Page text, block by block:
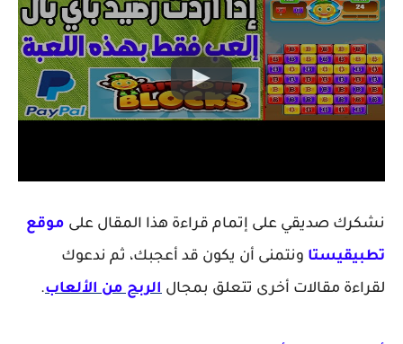
نشكرك صديقي على إتمام قراءة هذا المقال على موقع
تطبيقيستا ونتمنى أن يكون قد أعجبك، ثم ندعوك
لقراءة مقالات أخرى تتعلق بمجال الربح من الألعاب.